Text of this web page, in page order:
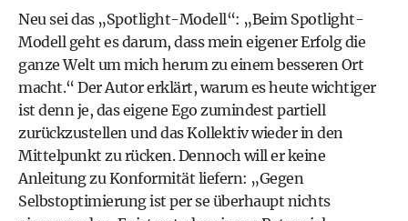
Neu sei das „Spotlight-Modell“: „Beim Spotlight-
Modell geht es darum, dass mein eigener Erfolg die
ganze Welt um mich herum zu einem besseren Ort
macht.“ Der Autor erklärt, warum es heute wichtiger
ist denn je, das eigene Ego zumindest partiell
zurückzustellen und das Kollektiv wieder in den
Mittelpunkt zu rücken. Dennoch will er keine
Anleitung zu Konformität liefern: „Gegen
Selbstoptimierung ist per se überhaupt nichts